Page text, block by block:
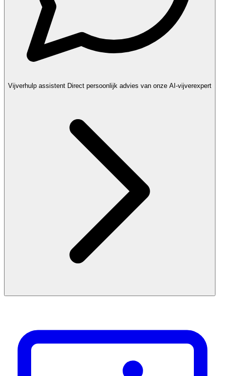
Vijverhulp assistent Direct persoonlijk advies van onze AI-vijverexpert